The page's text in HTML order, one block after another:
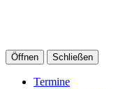
Öffnen Schließen
Termine